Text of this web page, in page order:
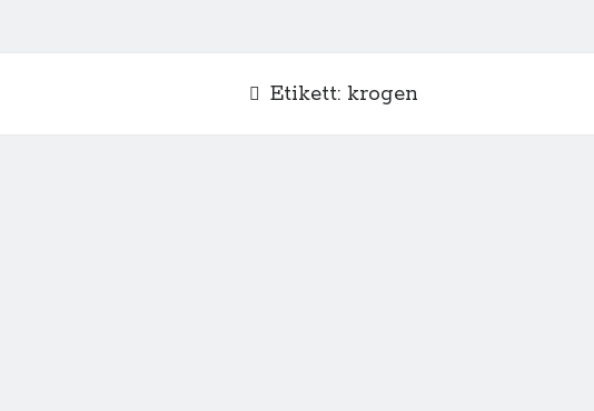
Etikett: krogen